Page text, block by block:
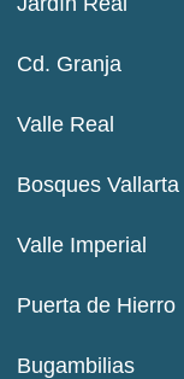
Cd. Granja
Valle Real
Bosques Vallarta
Valle Imperial
Puerta de Hierro
Bugambilias